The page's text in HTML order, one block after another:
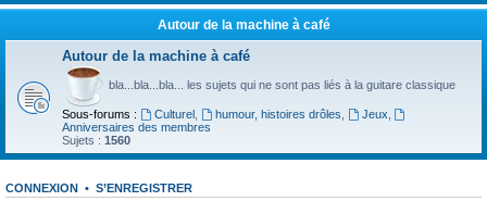
Autour de la machine à café
Autour de la machine à café
bla...bla...bla... les sujets qui ne sont pas liés à la guitare classique
Sous-forums : Culturel, humour, histoires drôles Jeux
Anniversaires des membres
Sujets : 1560
CONNEXION • S’ENREGISTRER